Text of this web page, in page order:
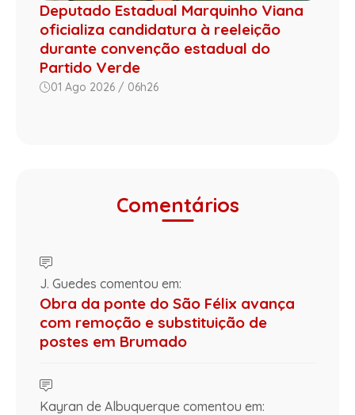
Deputado Estadual Marquinho Viana
oficializa candidatura à reeleição
durante convenção estadual do
Partido Verde
01 Ago 2026 / 06h26
Comentários
J. Guedes comentou em:
Obra da ponte do São Félix avança
com remoção e substituição de
postes em Brumado
Kayran de Albuquerque comentou em: